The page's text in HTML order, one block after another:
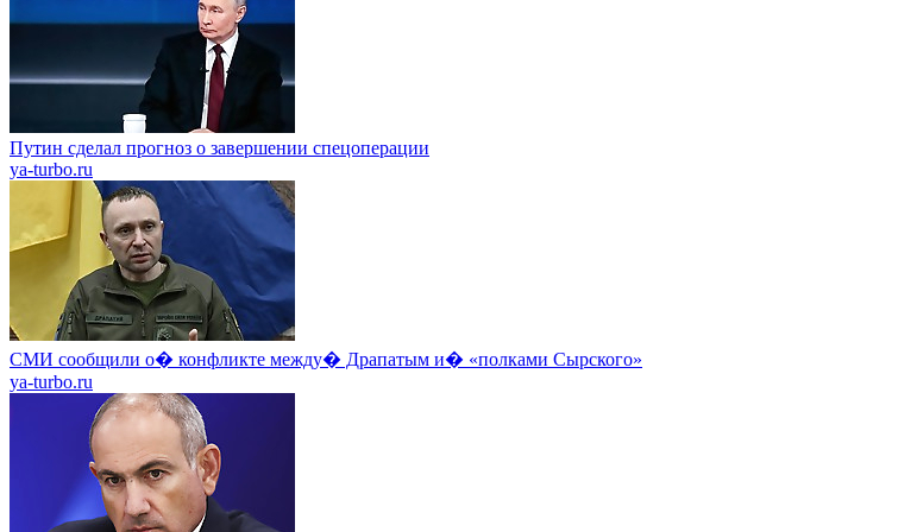
Путин сделал прогноз о завершении спецоперации
ya-turbo.ru
СМИ сообщили о� конфликте между� Драпатым и� «полками Сырского»
ya-turbo.ru